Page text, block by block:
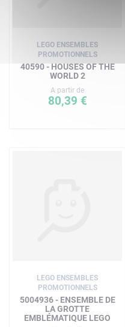
LEGO ENSEMBLES
PROMOTIONNELS
40590 - HOUSES OF THE
WORLD 2
A partir de
80,39 €
LEGO ENSEMBLES
PROMOTIONNELS
5004936 - ENSEMBLE DE
LA GROTTE
EMBLÉMATIQUE LEGO